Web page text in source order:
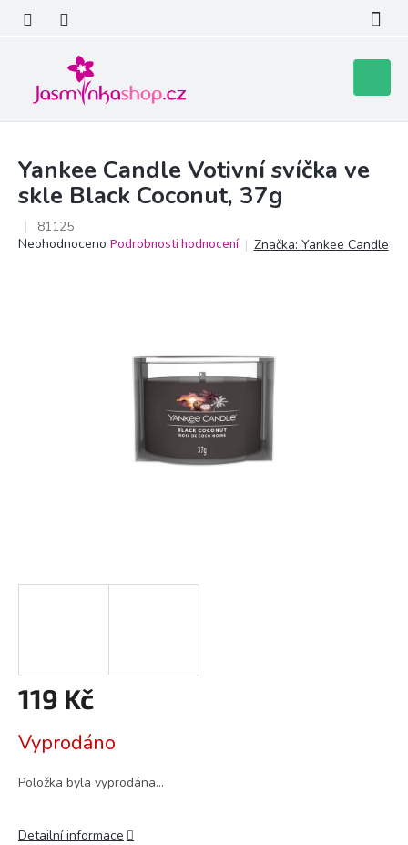
obsah
košík
Yankee Candle Votivní svíčka ve
skle Black Coconut, 37g
81125
Průměrné
Neohodnoceno Podrobnosti hodnocení Značka: Yankee Candle
119 Kč
cena:
Vyprodáno
Položka byla vyprodána…
Detailní informace